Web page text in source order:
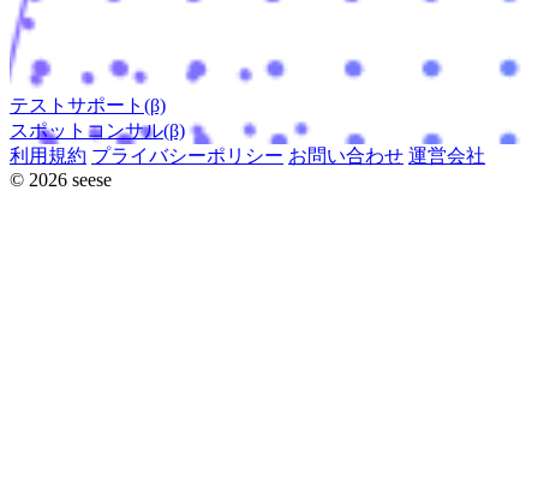
テストサポート(β)
スポットコンサル(β)
利用規約 プライバシーポリシー お問い合わせ 運営会社
© 2026 seese